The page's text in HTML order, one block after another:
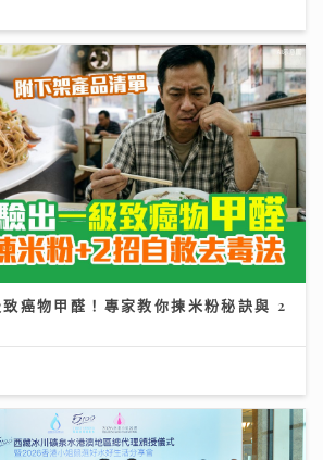
癌物甲醛！專家教你揀米粉秘訣與 2